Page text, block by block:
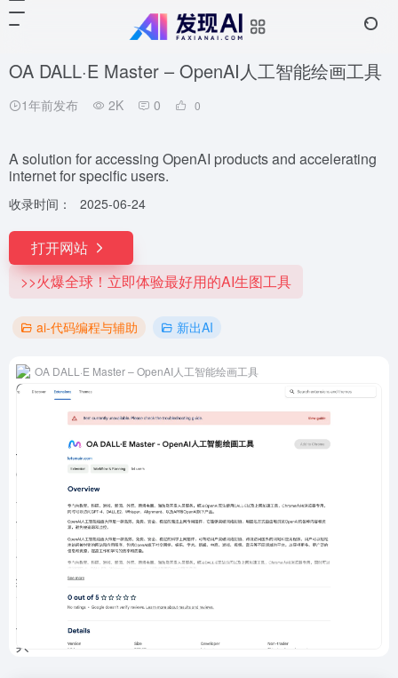
OA DALL·E Master – OpenAI人工智能绘画工具
1年前发布 2K 0 0
A solution for accessing OpenAI products and accelerating
internet for specific users.
收录时间： 2025-06-24
打开网站
>>火爆全球！立即体验最好用的AI生图工具
ai-代码编程与辅助 新出AI
OA DALL·E Master – OpenAI人工智能绘画工具